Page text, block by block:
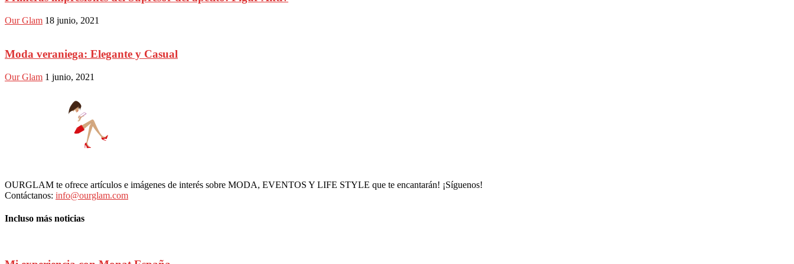
Our Glam 18 junio, 2021
Moda veraniega: Elegante y Casual
Our Glam 1 junio, 2021
OURGLAM te ofrece artículos e imágenes de interés sobre MODA, EVENTOS Y LIFE STYLE que te encantarán! ¡Síguenos!
Contáctanos: info@ourglam.com
Incluso más noticias